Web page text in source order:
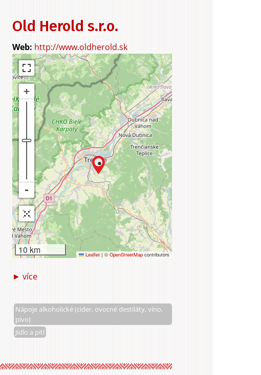
Old Herold s.r.o.
http://www.oldherold.sk
10 km Leaflet | © OpenStreetMap contributors
► více
s.r.o.
Nápoje alkoholické (cider, ovocné destiláty, víno,
pivo)
Jídlo a pití